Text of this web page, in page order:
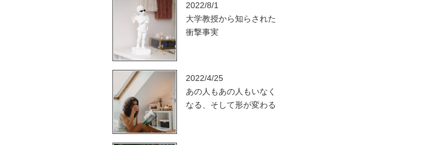
2022/8/1
大学教授から知らされた
衝撃事実
2022/4/25
あの人もあの人もいなく
なる、そして形が変わる